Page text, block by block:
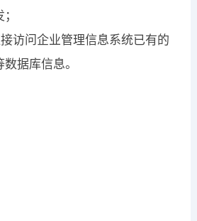
访问企业管理信息系统已有的
据库信息。